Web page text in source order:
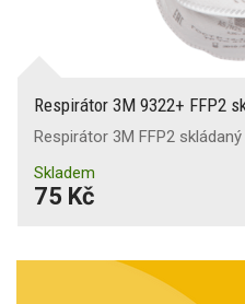
Respirátor 3M 9322+ FFP2
Respirátor 3M FFP2
Skladem
75 Kč